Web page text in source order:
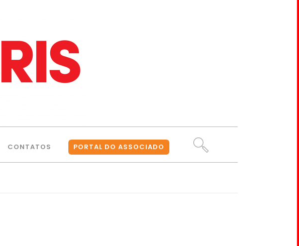
CONTATOS PORTAL DO ASSOCIADO